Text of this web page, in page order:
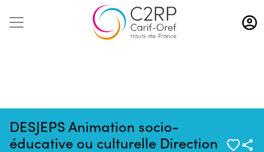
Aller
au
contenu
DESJEPS Animation socio-
éducative ou culturelle Direction
Pas de session programmée en